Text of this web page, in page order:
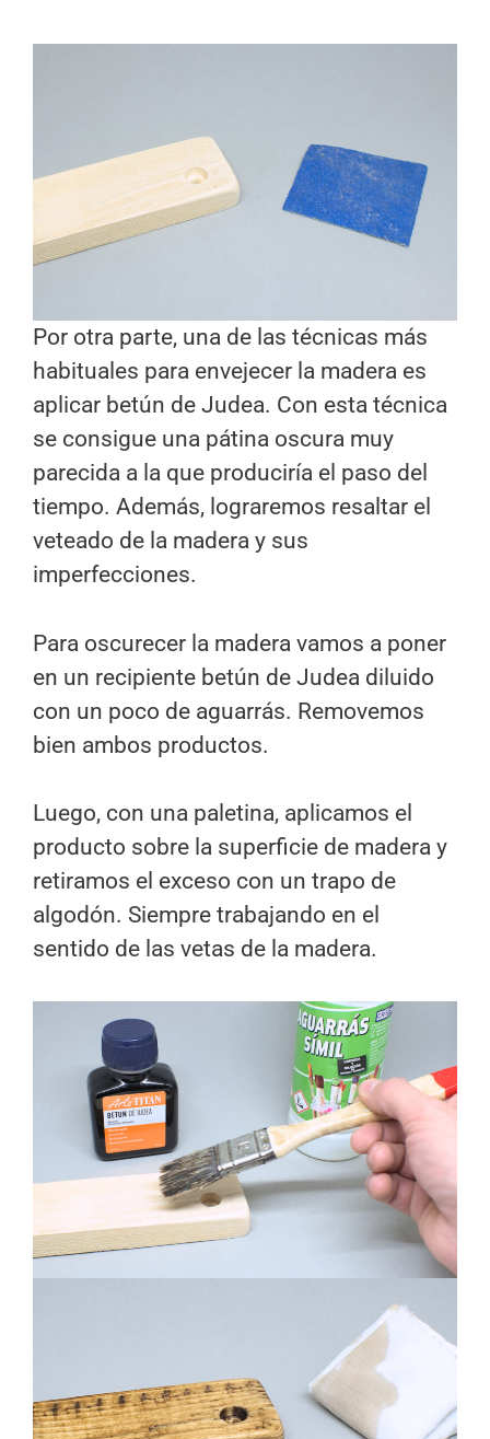
Por otra parte, una de las técnicas más
habituales para envejecer la madera es
aplicar betún de Judea. Con esta técnica
se consigue una pátina oscura muy
parecida a la que produciría el paso del
tiempo. Además, lograremos resaltar el
veteado de la madera y sus
imperfecciones.
Para oscurecer la madera vamos a poner
en un recipiente betún de Judea diluido
con un poco de aguarrás. Removemos
bien ambos productos.
Luego, con una paletina, aplicamos el
producto sobre la superficie de madera y
retiramos el exceso con un trapo de
algodón. Siempre trabajando en el
sentido de las vetas de la madera.